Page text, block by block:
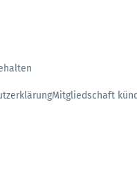
Mitgliedschaft